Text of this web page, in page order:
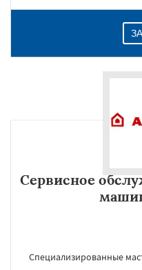
Сервисное
Специализированные